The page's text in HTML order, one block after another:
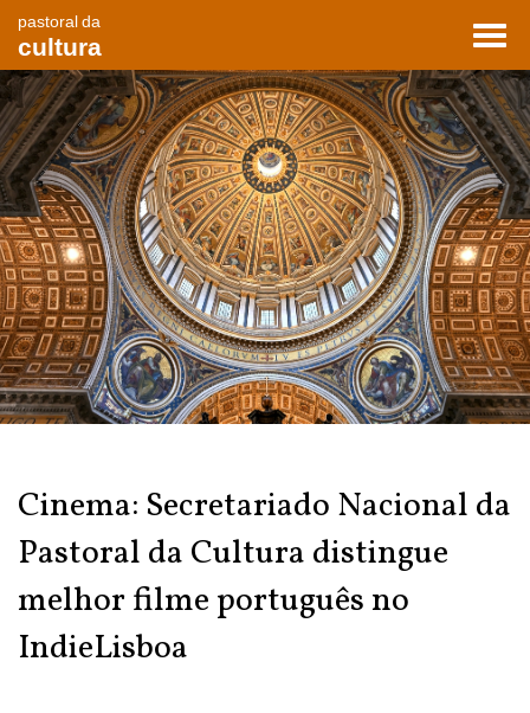
pastoral da
cultura
Cinema: Secretariado Nacional da
Pastoral da Cultura distingue
melhor filme português no
IndieLisboa